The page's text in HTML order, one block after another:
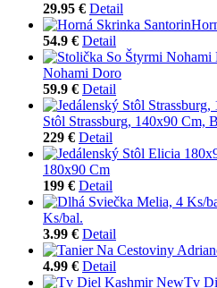
29.95 € Detail
54.9 € Detail
Nohami Doro
59.9 € Detail
Stôl Strassburg, 140x90 Cm,
229 € Detail
180x90 Cm
199 € Detail
Ks/bal.
3.99 € Detail
4.99 € Detail
Tv